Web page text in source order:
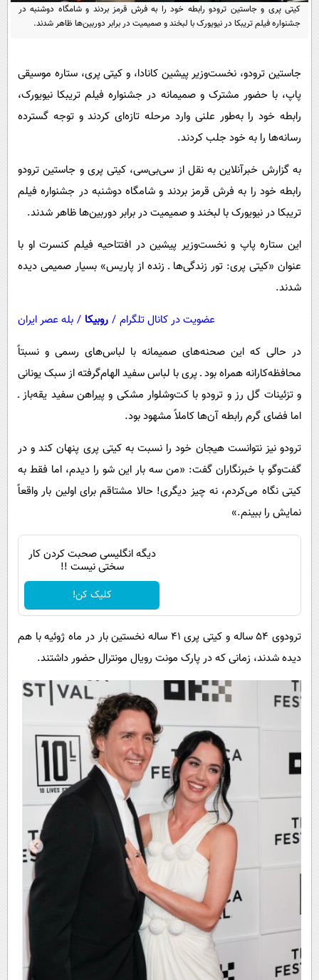
سرگرمی
محیط زیست
بین الملل
اجتماعی
حیات وحش
سیاست خارجی
پیامک
روانشناسی
کیتی پری و جاستین ترودو رابطه خود را به فرش قرمز بردند و شامگاه دوشنبه در
جشنواره فیلم تریبکا در نیویورک با لبخند و صمیمیت در برابر دوربین‌ها ظاهر شدند.
جاستین ترودو، نخست‌وزیر پیشین کانادا، و کیتی پری، ستاره موسیقی
پاپ، با حضور مشترک و صمیمانه در جشنواره فیلم تریبکا نیویورک،
رابطه خود را به‌طور علنی وارد مرحله تازه‌ای کردند و توجه گسترده
رسانه‌ها را به خود جلب کردند.
به گزارش خبرآنلاین به نقل از سی‌بی‌سی، کیتی پری و جاستین ترودو
رابطه خود را به فرش قرمز بردند و شامگاه دوشنبه در جشنواره فیلم
تریبکا در نیویورک با لبخند و صمیمیت در برابر دوربین‌ها ظاهر شدند.
این ستاره پاپ و نخست‌وزیر پیشین در افتتاحیه فیلم کنسرت او با
عنوان «کیتی پری: تور زندگی‌ها ـ زنده از پاریس» بسیار صمیمی دیده
شدند.
عضویت در کانال تلگرام / روبیکا / بله عصر ایران
در حالی که این صحنه‌های صمیمانه با لباس‌های رسمی و نسبتاً
محافظه‌کارانه همراه بود ـ پری با لباس سفید الهام‌گرفته از سبک یونانی
و تزئینات گل رز و ترودو با کت‌وشلوار مشکی و پیراهن سفید یقه‌باز ـ
اما فضای گرم رابطه آن‌ها کاملاً مشهود بود.
ترودو نیز نتوانست هیجان خود را نسبت به کیتی پری پنهان کند و در
گفت‌وگو با خبرنگاران گفت: «من سه بار این شو را دیدم، اما فقط به
کیتی نگاه می‌کردم، نه چیز دیگری! حالا مشتاقم برای اولین بار واقعاً
نمایش را ببینم.»
دیگه انگلیسی صحبت کردن کار
سختی نیست !!
کلیک کن!
ترودوی ۵۴ ساله و کیتی پری ۴۱ ساله نخستین بار در ماه ژوئیه با هم
دیده شدند، زمانی که در پارک مونت رویال مونترال حضور داشتند.